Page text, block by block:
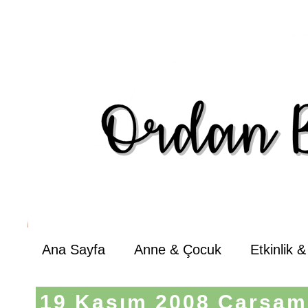
Ana Sayfa Anne & Çocuk Etkinlik
19 Kasım 2008